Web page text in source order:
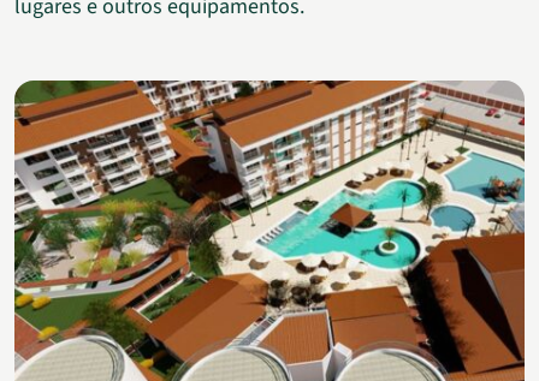
lugares e outros equipamentos.